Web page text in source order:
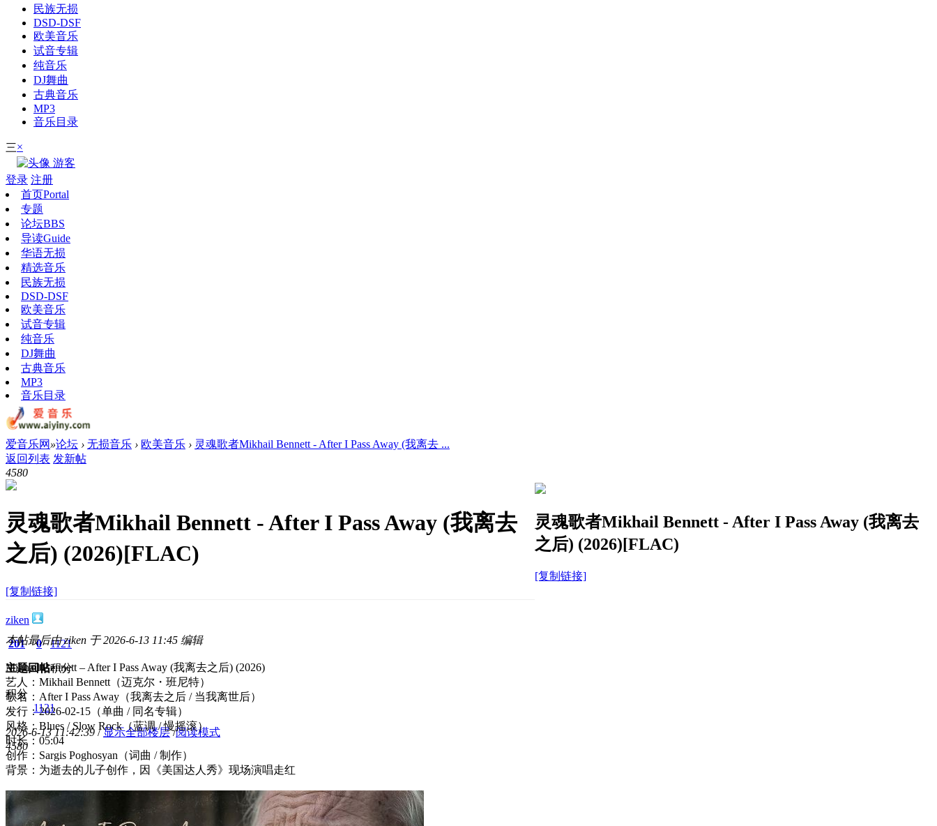
民族无损
DSD-DSF
欧美音乐
试音专辑
纯音乐
DJ舞曲
古典音乐
MP3
音乐目录
三×
游客
登录 注册
首页Portal
专题
论坛BBS
导读Guide
华语无损
精选音乐
民族无损
DSD-DSF
欧美音乐
试音专辑
纯音乐
DJ舞曲
古典音乐
MP3
音乐目录
爱音乐网 »论坛 › 无损音乐 › 欧美音乐 › 灵魂歌者Mikhail Bennett - After I Pass Away (我离去 ...
返回列表 发新帖
4580
灵魂歌者Mikhail Bennett - After I Pass Away (我离去
之后) (2026)[FLAC)
[复制链接]
灵魂歌者Mikhail Bennett - After I Pass Away (我离去
之后) (2026)[FLAC)
[复制链接]
ziken
201
主题
0
回帖
1121
积分
积分
1121
2026-6-13 11:42:39 / 显示全部楼层 /阅读模式
4580
本帖最后由 ziken 于 2026-6-13 11:45 编辑
Mikhail Bennett – After I Pass Away (我离去之后) (2026)
艺人：Mikhail Bennett（迈克尔・班尼特）
歌名：After I Pass Away（我离去之后 / 当我离世后）
发行：2026-02-15（单曲 / 同名专辑）
风格：Blues / Slow Rock（蓝调 / 慢摇滚）
时长：05:04
创作：Sargis Poghosyan（词曲 / 制作）
背景：为逝去的儿子创作，因《美国达人秀》现场演唱走红